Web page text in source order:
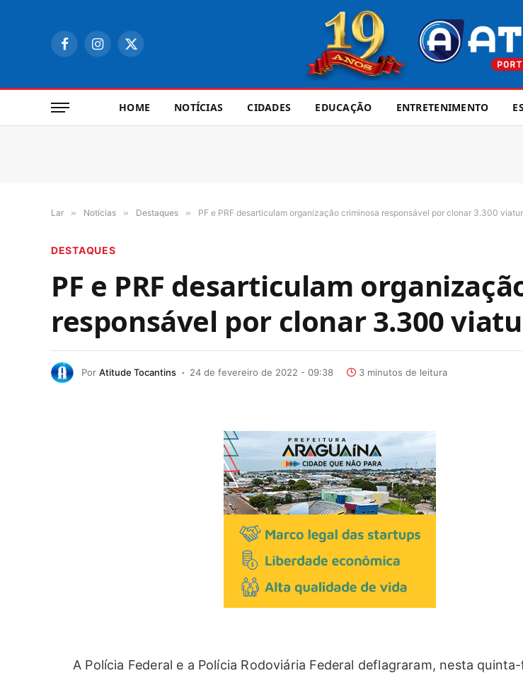
FacebookInstagram
X
HOME NOTÍCIAS CIDADES EDUCAÇÃO ENTRETENIMENTO
Lar » Notícias » Destaques » PF e PRF desarticulam organização criminosa responsável por clonar 3.300
DESTAQUES
PF e PRF desarticulam
responsável por clonar 3.300
Por Atitude Tocantins 24 de fevereiro de 2022 - 09:38 3 minutos de leitura
A Polícia Federal e a Polícia Rodoviária Federal deflagraram, nesta